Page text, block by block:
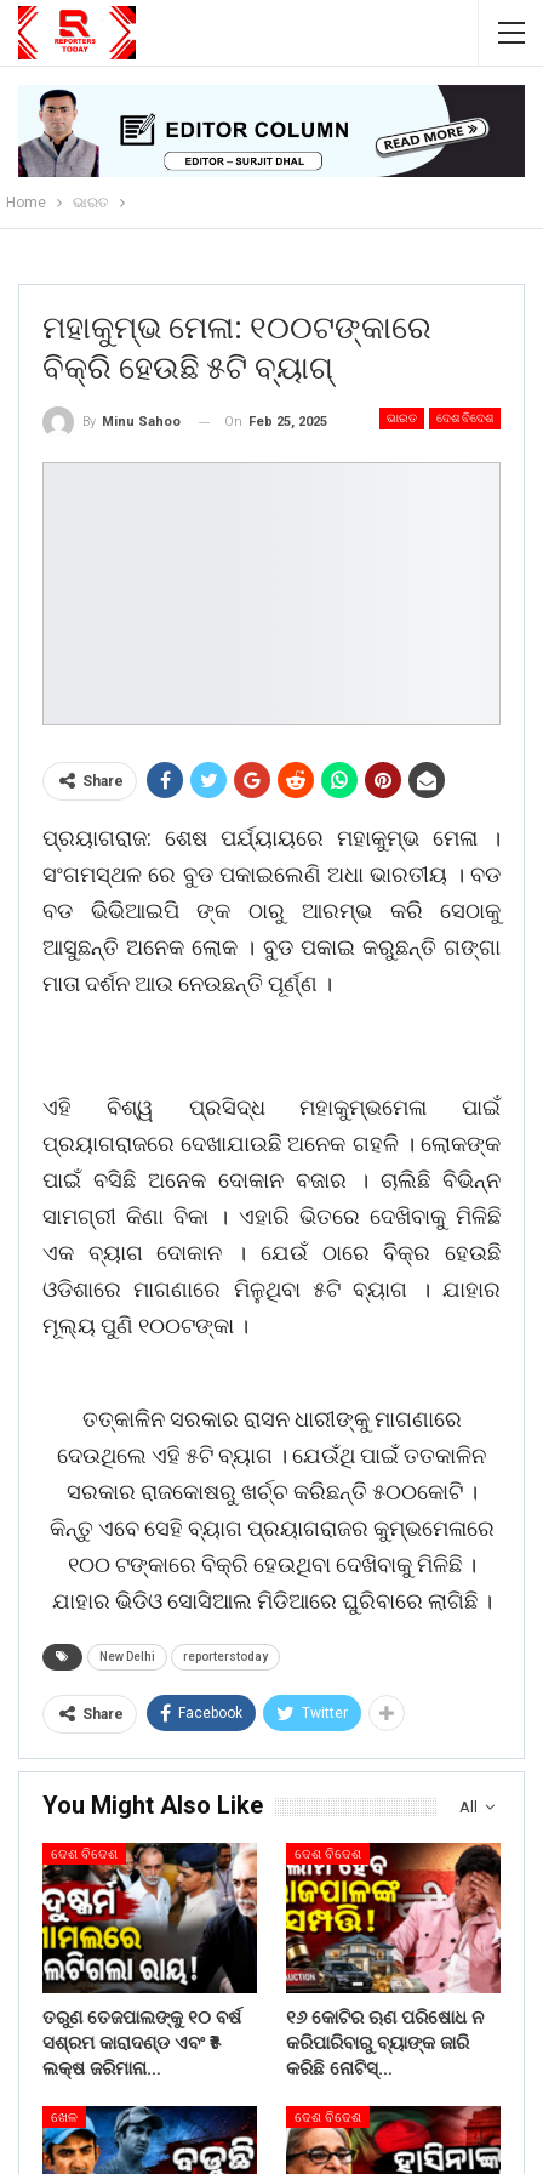
Home ଭାରତ
ମହାକୁମ୍ଭ ମେଳା: ୧୦୦ଟଙ୍କାରେ
ବିକ୍ରି ହେଉଛି ୫ଟି ବ୍ୟାଗ୍
ଭାରତ ଦେଶ ବିଦେଶ
By Minu Sahoo On Feb 25, 2025
Share
ପ୍ରୟାଗରାଜ: ଶେଷ ପର୍ଯ୍ୟାୟରେ ମହାକୁମ୍ଭ ମେଳା ।
ସଂଗମସ୍ଥଳ ରେ ବୁଡ ପକାଇଲେଣି ଅଧା ଭାରତୀୟ । ବଡ
ବଡ ଭିଭିଆଇପି ଙ୍କ ଠାରୁ ଆରମ୍ଭ କରି ସେଠାକୁ
ଆସୁଛନ୍ତି ଅନେକ ଲୋକ । ବୁଡ ପକାଇ କରୁଛନ୍ତି ଗଙ୍ଗା
ମାତା ଦର୍ଶନ ଆଉ ନେଉଛନ୍ତି ପୂର୍ଣ୍ଣ ।
ଏହି ବିଶ୍ୱ ପ୍ରସିଦ୍ଧ ମହାକୁମ୍ଭମେଳା ପାଇଁ
ପ୍ରୟାଗରାଜରେ ଦେଖାଯାଉଛି ଅନେକ ଗହଳି । ଲୋକଙ୍କ
ପାଇଁ ବସିଛି ଅନେକ ଦୋକାନ ବଜାର । ଚାଲିଛି ବିଭିନ୍ନ
ସାମଗ୍ରୀ କିଣା ବିକା । ଏହାରି ଭିତରେ ଦେଖିବାକୁ ମିଳିଛି
ଏକ ବ୍ୟାଗ ଦୋକାନ । ଯେଉଁ ଠାରେ ବିକ୍ର ହେଉଛି
ଓଡିଶାରେ ମାଗଣାରେ ମିଳୁଥିବା ୫ଟି ବ୍ୟାଗ । ଯାହାର
ମୂଲ୍ୟ ପୁଣି ୧୦୦ଟଙ୍କା ।
ତତ୍କାଳିନ ସରକାର ରାସନ ଧାରୀଙ୍କୁ ମାଗଣାରେ
ଦେଉଥିଲେ ଏହି ୫ଟି ବ୍ୟାଗ । ଯେଉଁଥି ପାଇଁ ତତକାଳିନ
ସରକାର ରାଜକୋଷରୁ ଖର୍ଚ୍ଚ କରିଛନ୍ତି ୫୦୦କୋଟି ।
କିନ୍ତୁ ଏବେ ସେହି ବ୍ୟାଗ ପ୍ରୟାଗରାଜର କୁମ୍ଭମେଳାରେ
୧୦୦ ଟଙ୍କାରେ ବିକ୍ରି ହେଉଥିବା ଦେଖିବାକୁ ମିଳିଛି ।
ଯାହାର ଭିଡିଓ ସୋସିଆଲ ମିଡିଆରେ ଘୁରିବାରେ ଲାଗିଛି ।
New Delhi reporterstoday
Share Facebook Twitter
All
You Might Also Like
ଦେଶ ବିଦେଶ
ତରୁଣ ତେଜପାଲଙ୍କୁ ୧୦ ବର୍ଷ
ସଶ୍ରମ କାରାଦଣ୍ଡ ଏବଂ ₹୫
ଲକ୍ଷ ଜରିମାନା…
ଦେଶ ବିଦେଶ
୧୬ କୋଟିର ଋଣ ପରିଷୋଧ ନ
କରିପାରିବାରୁ ବ୍ୟାଙ୍କ ଜାରି
କରିଛି ନୋଟିସ୍…
ଖେଳ ଦେଶ ବିଦେଶ